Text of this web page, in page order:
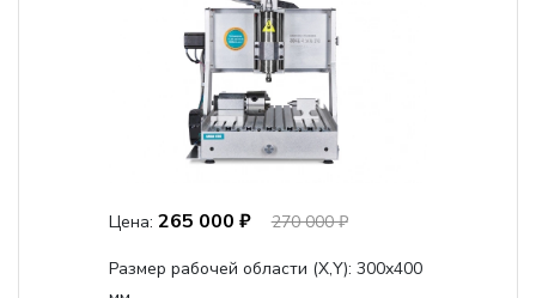
Цена: 265 000 ₽ 270 000 ₽
Размер рабочей области (Х,Y): 300x400